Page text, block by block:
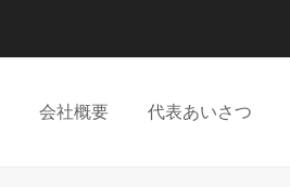
会社概要 代表あいさつ